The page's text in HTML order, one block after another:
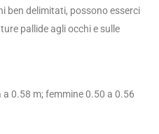
ben delimitati, possono esserci
pallide agli occhi e sulle
0.58 m; femmine 0.50 a 0.56